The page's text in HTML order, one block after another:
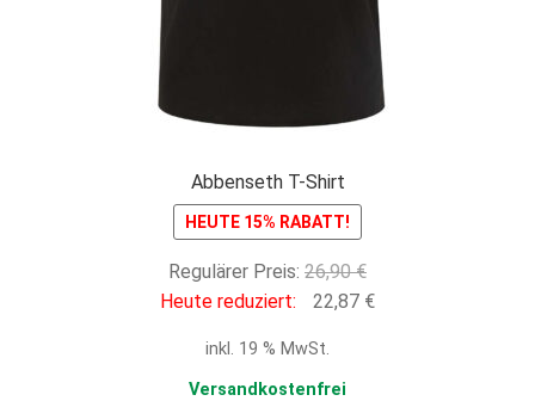
Abbenseth T-Shirt
HEUTE 15% RABATT!
Regulärer Preis: 26,90€Ursprünglicher
Preis
Heute reduziert: 22,87 €Aktueller
inkl. 19 % MwSt.
Versandkostenfrei